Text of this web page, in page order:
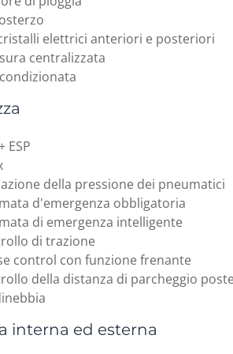
elettrici anteriori e posteriori
centralizzata
ESP
della pressione dei pneumatici
d'emergenza obbligatoria
di emergenza intelligente
di trazione
control con funzione frenante
della distanza di parcheggio
interna ed esterna